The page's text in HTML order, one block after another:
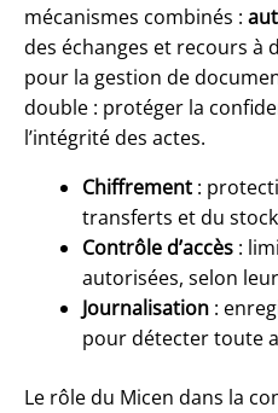
mécanismes combinés :
des échanges et recours à
pour la gestion de
double : protéger la
l’intégrité des actes.
Chiffrement :
transferts et du
Contrôle d’accès :
autorisées, selon
Journalisation :
pour détecter toute
Le rôle du Micen dans la